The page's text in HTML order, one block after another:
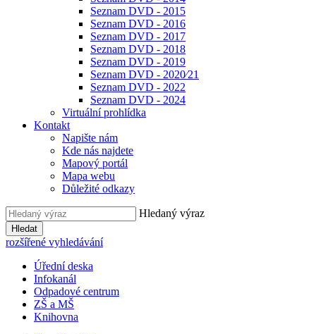
Seznam DVD - 2015
Seznam DVD - 2016
Seznam DVD - 2017
Seznam DVD - 2018
Seznam DVD - 2019
Seznam DVD - 2020⁄21
Seznam DVD - 2022
Seznam DVD - 2024
Virtuální prohlídka
Kontakt
Napište nám
Kde nás najdete
Mapový portál
Mapa webu
Důležité odkazy
Hledaný výraz
Hledat
rozšířené vyhledávání
Úřední deska
Infokanál
Odpadové centrum
ZŠ a MŠ
Knihovna